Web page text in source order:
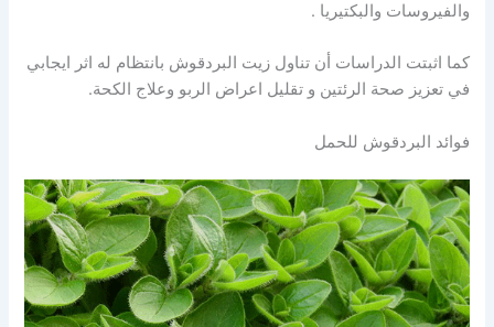
والفيروسات والبكتيريا .
كما اثبتت الدراسات أن تناول زيت البردقوش بانتظام له اثر ايجابي
في تعزيز صحة الرئتين و تقليل اعراض الربو وعلاج الكحة.
فوائد البردقوش للحمل